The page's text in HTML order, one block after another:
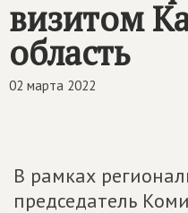
визитом
область
02 марта 2022
В рамках
председатель